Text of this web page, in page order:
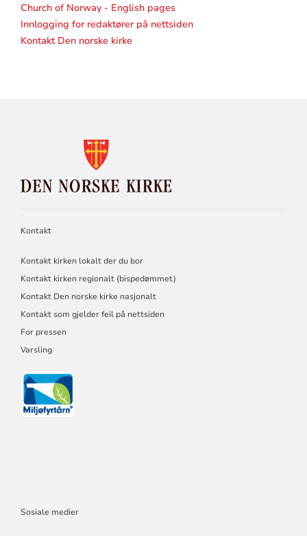
Church of Norway - English pages
Innlogging for redaktører på nettsiden
Kontakt Den norske kirke
NORSKE
KIRKE
Kontakt
Kontakt kirken lokalt der du bor
Kontakt kirken regionalt (bispedømmet)
Kontakt Den norske kirke nasjonalt
Kontakt som gjelder feil på nettsiden
For pressen
Varsling
Sosiale medier